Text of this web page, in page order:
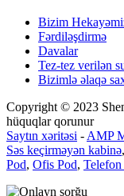
Bizim
Fərdiləşdirmə
Davalar
Tez-tez verilən
Bizimlə əlaqə
Copyright © 2023
hüquqlar qorunur
Saytın xəritəsi - AMP
Səs keçirməyən kabinə,
Pod, Ofis Pod, Telefon